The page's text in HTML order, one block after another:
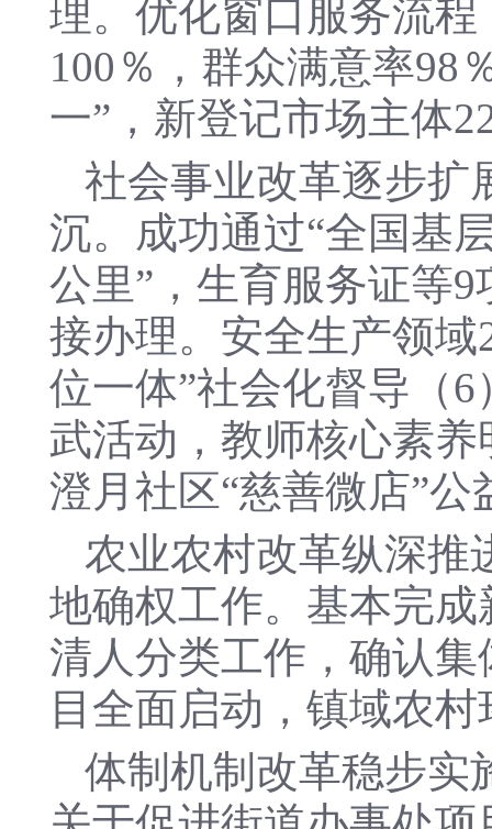
理。优化窗口服务流
100％，群众满意率98
一”，新登记市场主体
社会事业改革逐步扩
沉。成功通过“全国基
公里”，生育服务证等
接办理。安全生产领域
位一体”社会化督导（
武活动，教师核心素
澄月社区“慈善微店”公
农业农村改革纵深推
地确权工作。基本完
清人分类工作，确认
目全面启动，镇域农
体制机制改革稳步实